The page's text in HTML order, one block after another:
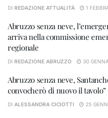
DI REDAZIONE ATTUALITÀ 1
Abruzzo senza neve,
arriva nella commissione
regionale
DI REDAZIONE ABRUZZO 30
Abruzzo senza neve,
convocherò di nuovo il tavolo”
DI ALESSANDRA CICIOTTI 25